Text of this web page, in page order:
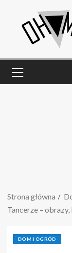
Strona główna
Tancerze –
DOM I OGRÓD